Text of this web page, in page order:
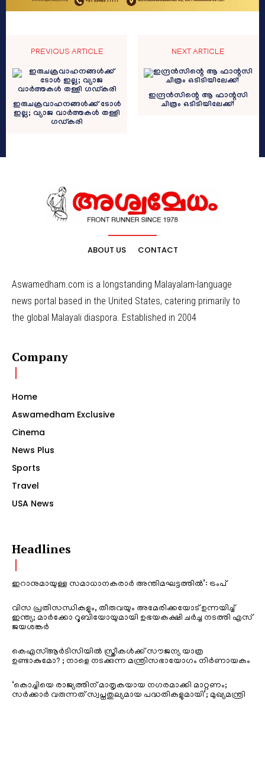
PREVIOUS ARTICLE
ഇരുചക്രവാഹനങ്ങൾക്ക് ടോൾ
ഇല്ല; വ്യാജ വാർത്തകൾ തള്ളി
ഗഡ്‍കരി
NEXT ARTICLE
ഇന്ദ്രൻസിന്റെ ആ ഫാന്റസി
ചിത്രം ഒടിടിയിലേക്ക്!
ABOUT US CONTACT
Aswamedham.com is a longstanding Malayalam-language
news portal based in the United States, catering primarily to
the global Malayali diaspora. Established in 2004
Company
Home
Aswamedham Exclusive
Cinema
News Plus
Sports
Travel
USA News
Headlines
ഇറാനുമായുള്ള സമാധാനകരാർ അന്തിമഘട്ടത്തിൽ‌’: ട്രംപ്
വിസ പ്രതിസന്ധികളും, തീരുവയും അമേരിക്കയോട് ഉന്നയിച്ച്
ഇന്ത്യ; മാർക്കോ റൂബിയോയുമായി ഉഭയകക്ഷി ചർച്ച നടത്തി എസ്
ജയശങ്കർ
കെഎസ്ആർടിസിയിൽ സ്ത്രീകൾക്ക് സൗജന്യ യാത്ര
ഉണ്ടാകുമോ? ; നാളെ നടക്കുന്ന മന്ത്രിസഭായോഗം നിർണായകം
‘കൊച്ചിയെ രാജ്യത്തിന് മാതൃകയായ നഗരമാക്കി മാറ്റണം;
സർക്കാർ വരുന്നത് സ്വപ്നതുല്യമായ പദ്ധതികളുമായി’; മുഖ്യമന്ത്രി